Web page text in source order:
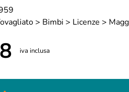
> Bimbi > Licenze >
iva inclusa